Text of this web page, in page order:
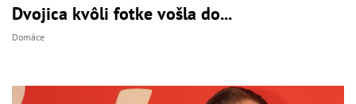
Dvojica kvôli fotke vošla do...
Domáce